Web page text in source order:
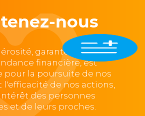
nous
garante de notre
financière, est
pour la poursuite de nos
l'efficacité de nos actions,
des personnes
et de leurs proches.